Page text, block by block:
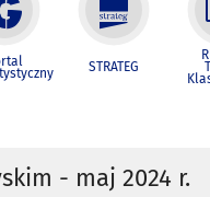
STRATEG
- maj 2024 r.